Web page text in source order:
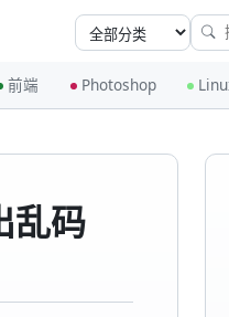
前端 Photoshop
乱码